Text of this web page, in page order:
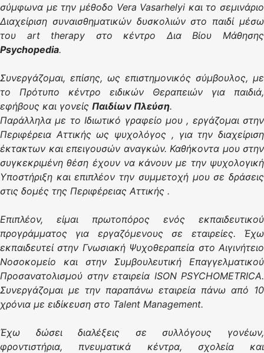
σύμφωνα με την μέθοδο Vera Vasarhelyi και το σεμινάριο
Διαχείριση συναισθηματικών δυσκολιών στο παιδί μέσω
του art therapy στο κέντρο Δια Βίου Μάθησης
Psychopedia.
Συνεργάζομαι, επίσης, ως επιστημονικός σύμβουλος, με
το Πρότυπο κέντρο ειδικών Θεραπειών για παιδιά,
εφήβους και γονείς Παιδίων Πλεύση.
Παράλληλα με το Ιδιωτικό γραφείο μου , εργάζομαι στην
Περιφέρεια Αττικής ως ψυχολόγος , για την διαχείριση
έκτακτων και επειγουσών αναγκών. Καθήκοντα μου στην
συγκεκριμένη θέση έχουν να κάνουν με την ψυχολογική
Υποστήριξη και επιπλέον την συμμετοχή μου σε δράσεις
στις δομές της Περιφέρειας Αττικής .
Επιπλέον, είμαι πρωτοπόρος ενός εκπαιδευτικού
προγράμματος για εργαζόμενους σε εταιρείες. Έχω
εκπαιδευτεί στην Γνωσιακή Ψυχοθεραπεία στο Αιγινήτειο
Νοσοκομείο και στην Συμβουλευτική Επαγγελματικού
Προσανατολισμού στην εταιρεία ΙSON PSYCHOMETRICA.
Συνεργάζομαι με την παραπάνω εταιρεία πάνω από 10
χρόνια με ειδίκευση στο Talent Management.
Έχω δώσει διαλέξεις σε συλλόγους γονέων,
φροντιστήρια, πνευματικά κέντρα, σχολεία και